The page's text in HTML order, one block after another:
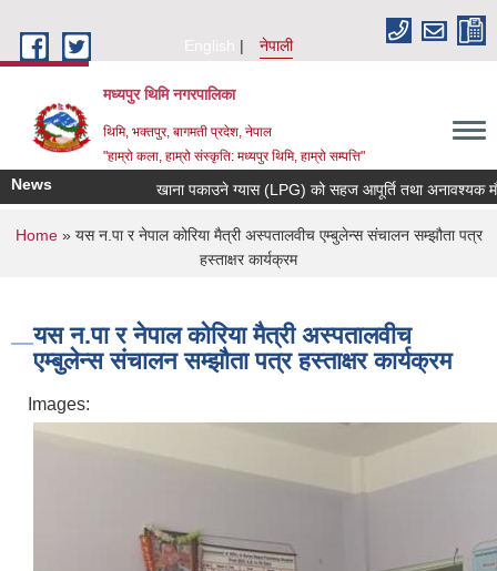
English
नेपाली
मध्यपुर थिमि नगरपालिका
थिमि, भक्तपुर, बागमती प्रदेश, नेपाल
"हाम्रो कला, हाम्रो संस्कृति: मध्यपुर थिमि, हाम्रो सम्पत्ति"
News खाना पकाउने ग्यास (LPG) को सहज आपूर्ति तथा अनावश्यक
You are here
Home» यस न.पा र नेपाल कोरिया मैत्री अस्पतालवीच एम्बुलेन्स संचालन सम्झौता पत्र
हस्ताक्षर कार्यक्रम
यस न.पा र नेपाल कोरिया मैत्री अस्पतालवीच
एम्बुलेन्स संचालन सम्झौता पत्र हस्ताक्षर कार्यक्रम
Images: